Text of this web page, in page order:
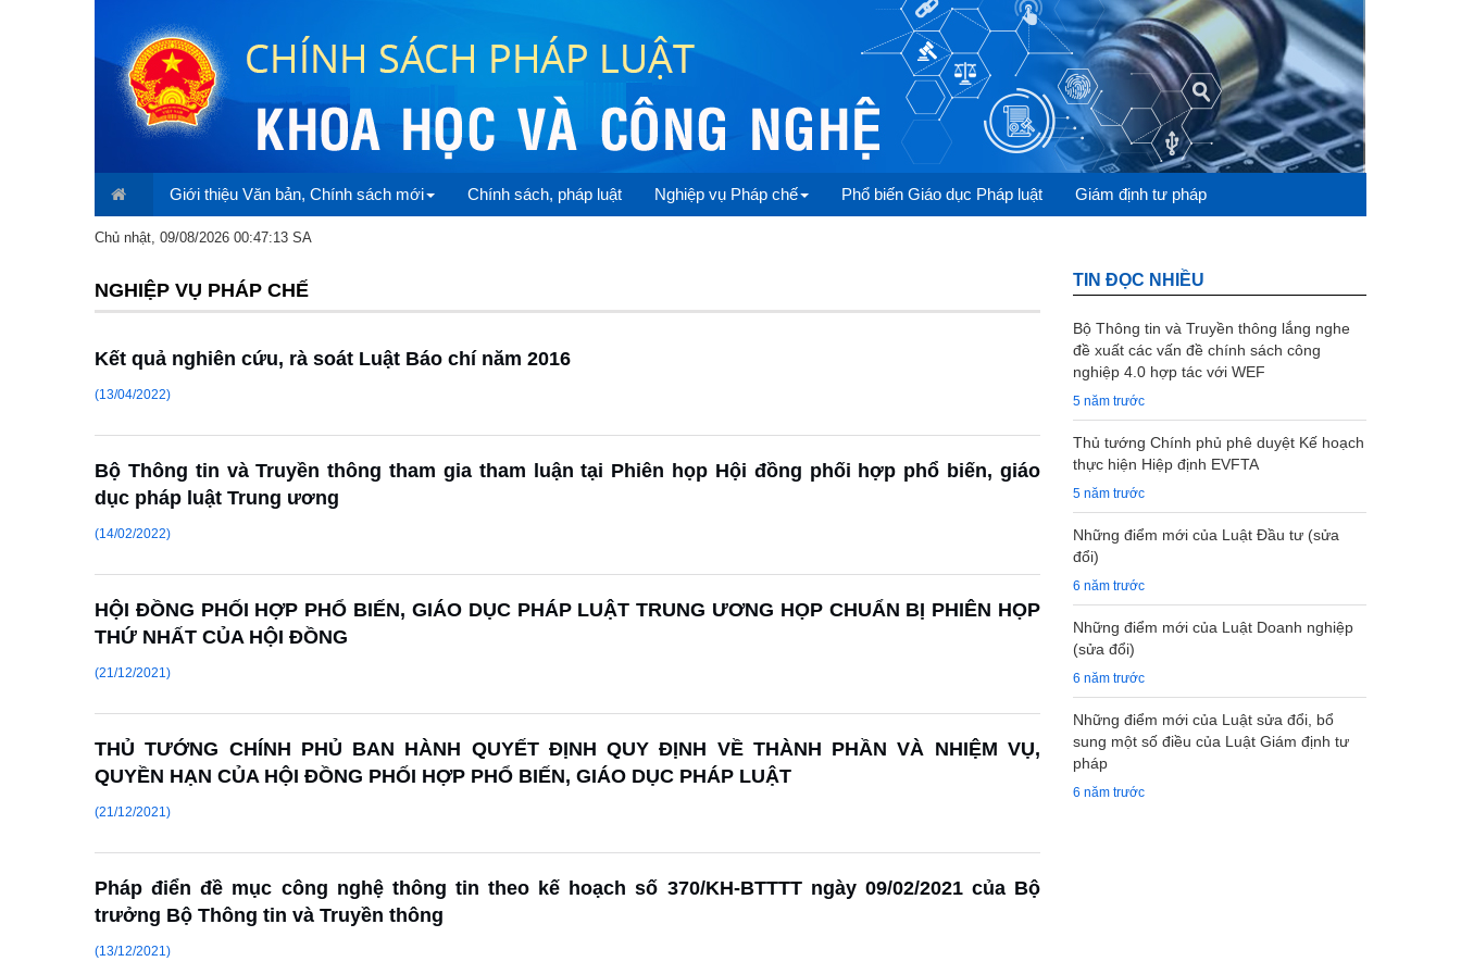
Giới thiệu Văn bản, Chính sách mới Chính sách, pháp luật Nghiệp vụ Pháp chế Phổ biến Giáo dục Pháp luật Giám định tư pháp
Chủ nhật, 09/08/2026 00:47:13 SA
NGHIỆP VỤ PHÁP CHẾ
Kết quả nghiên cứu, rà soát Luật Báo chí năm 2016
(13/04/2022)
Bộ Thông tin và Truyền thông tham gia tham luận tại Phiên họp Hội đồng phối hợp phổ biến, giáo
dục pháp luật Trung ương
(14/02/2022)
HỘI ĐỒNG PHỐI HỢP PHỔ BIẾN, GIÁO DỤC PHÁP LUẬT TRUNG ƯƠNG HỌP CHUẨN BỊ PHIÊN HỌP
THỨ NHẤT CỦA HỘI ĐỒNG
(21/12/2021)
THỦ TƯỚNG CHÍNH PHỦ BAN HÀNH QUYẾT ĐỊNH QUY ĐỊNH VỀ THÀNH PHẦN VÀ NHIỆM VỤ,
QUYỀN HẠN CỦA HỘI ĐỒNG PHỐI HỢP PHỔ BIẾN, GIÁO DỤC PHÁP LUẬT
(21/12/2021)
Pháp điển đề mục công nghệ thông tin theo kế hoạch số 370/KH-BTTTT ngày 09/02/2021 của Bộ
trưởng Bộ Thông tin và Truyền thông
(13/12/2021)
TIN ĐỌC NHIỀU
Bộ Thông tin và Truyền thông lắng nghe
đề xuất các vấn đề chính sách công
nghiệp 4.0 hợp tác với WEF
5 năm trước
Thủ tướng Chính phủ phê duyệt Kế hoạch
thực hiện Hiệp định EVFTA
5 năm trước
Những điểm mới của Luật Đầu tư (sửa
đổi)
6 năm trước
Những điểm mới của Luật Doanh nghiệp
(sửa đổi)
6 năm trước
Những điểm mới của Luật sửa đổi, bổ
sung một số điều của Luật Giám định tư
pháp
6 năm trước